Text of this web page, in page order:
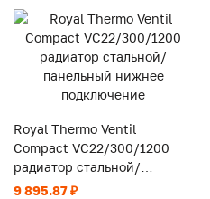
Royal Thermo Ventil
Compact VC22/300/1200
радиатор стальной/
панельный нижнее
9 895.87 ₽